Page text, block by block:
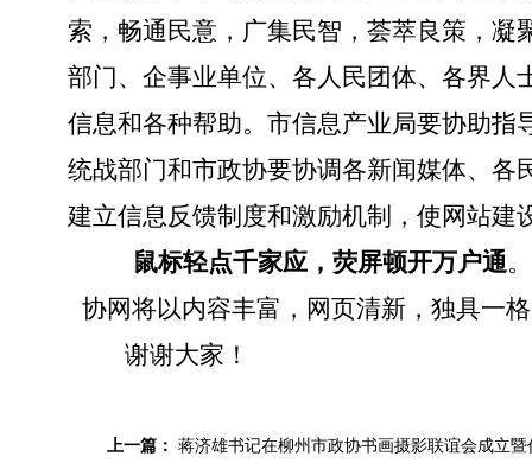
索，畅通民意，广集民智，荟萃良策，
部门、企事业单位、各人民团体、各界
信息和各种帮助。市信息产业局要协助
统战部门和市政协要协调各新闻媒体、
建立信息反馈制度和激励机制，使网站
鼠标轻点千家应，荧屏顿开万户通
协网将以内容丰富，网页清新，独具一
谢谢大家！
上一篇： 蒋济雄书记在柳州市政协书画摄影联谊会成立